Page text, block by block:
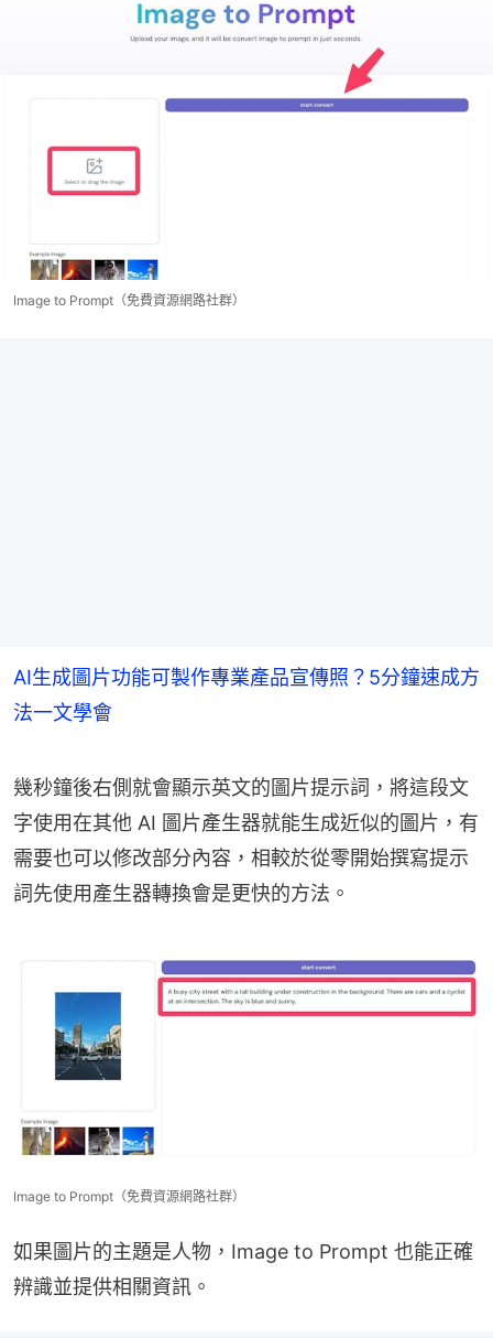
Image to Prompt（免費資源網路社群）
AI生成圖片功能可製作專業產品宣傳照？5分鐘速成方
法一文學會
幾秒鐘後右側就會顯示英文的圖片提示詞，將這段文
字使用在其他 AI 圖片產生器就能生成近似的圖片，有
需要也可以修改部分內容，相較於從零開始撰寫提示
詞先使用產生器轉換會是更快的方法。
Image to Prompt（免費資源網路社群）
如果圖片的主題是人物，Image to Prompt 也能正確
辨識並提供相關資訊。